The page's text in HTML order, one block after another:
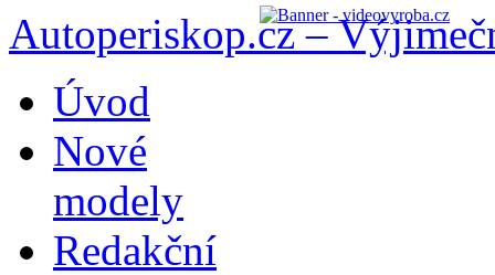
Autoperiskop.cz –
obsahu
webu
Úvod
Nové
modely
Redakční